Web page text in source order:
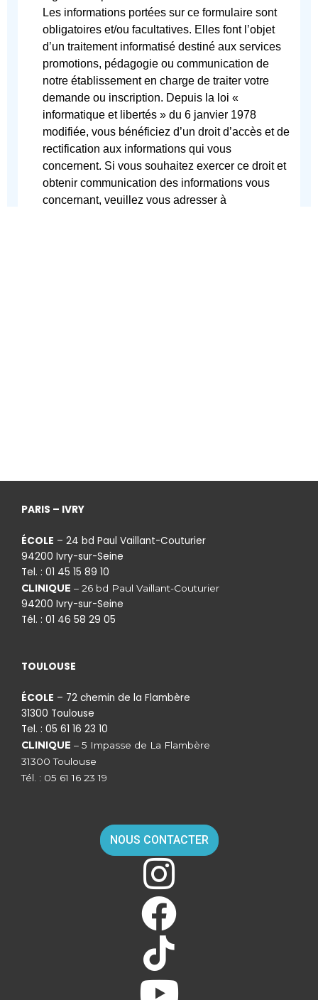
PARIS – IVRY
ÉCOLE – 24 bd Paul Vaillant-Couturier
94200 Ivry-sur-Seine
Tel. : 01 45 15 89 10
CLINIQUE – 26 bd Paul Vaillant-Couturier
94200 Ivry-sur-Seine
Tél. : 01 46 58 29 05
TOULOUSE
ÉCOLE – 72 chemin de la Flambère
31300 Toulouse
Tel. : 05 61 16 23 10
CLINIQUE – 5 Impasse de La Flambère
31300 Toulouse
Tél. : 05 61 16 23 19
NOUS CONTACTER